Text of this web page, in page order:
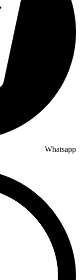
Whatsapp